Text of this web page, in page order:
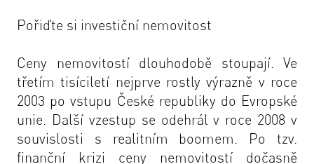
Pořiďte si investiční nemovitost
Ceny nemovitostí dlouhodobě stoupají. Ve
třetím tisíciletí nejprve rostly výrazně v roce
2003 po vstupu České republiky do Evropské
unie. Další vzestup se odehrál v roce 2008 v
souvislosti s realitním boomem. Po tzv.
finanční krizi ceny nemovitostí dočasně